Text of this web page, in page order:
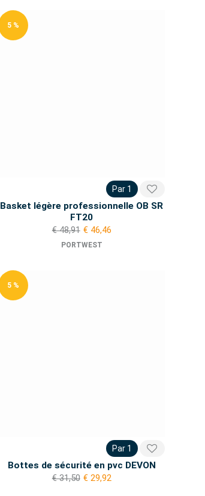
5 %
Par 1
Basket légère professionnelle OB SR
FT20
€ 48,91 € 46,46
PORTWEST
5 %
Par 1
Bottes de sécurité en pvc DEVON
€ 31,50 € 29,92